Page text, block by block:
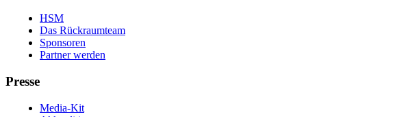
HSM
Das Rückraumteam
Sponsoren
Partner werden
Presse
Media-Kit